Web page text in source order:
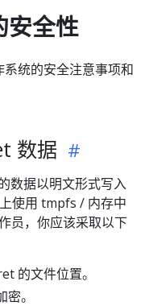
全性
统的安全注意事项和
数据
数据以明文形式写入
使用 tmpfs / 内存中
员，你应该采取以下
的文件位置。
。